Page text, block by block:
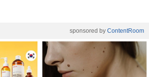
sponsored by ContentRoom